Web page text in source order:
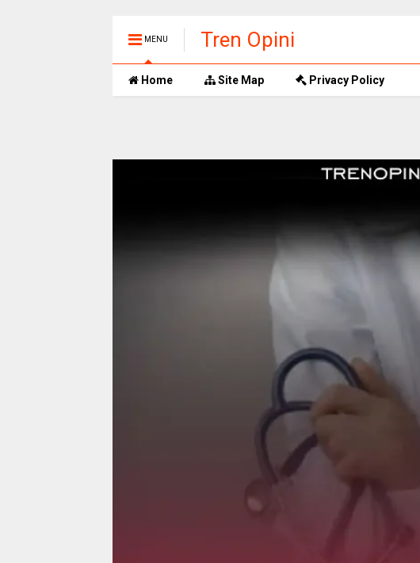
MENU Tren Opini
Home Site Map Privacy Policy